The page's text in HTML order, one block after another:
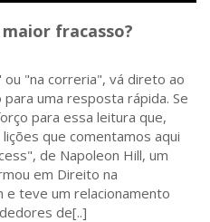
fracasso?
"na correria", vá direto ao
uma resposta rápida. Se
para essa leitura que,
que comentamos aqui
de Napoleon Hill, um
em Direito na
teve um relacionamento
de[..]